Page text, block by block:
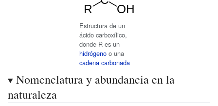
Estructura de un
ácido carboxílico,
donde R es un
hidrógeno o una
cadena carbonada
Nomenclatura y abundancia en la
naturaleza